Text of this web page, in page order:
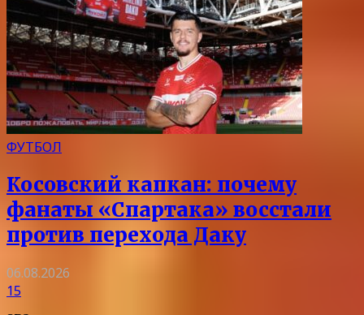
ФУТБОЛ
Косовский капкан: почему
фанаты «Спартака» восстали
против перехода Даку
06.08.2026
15